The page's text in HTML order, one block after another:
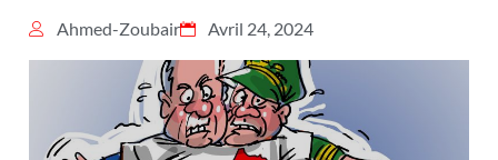
Ahmed-Zoubair Avril 24, 2024